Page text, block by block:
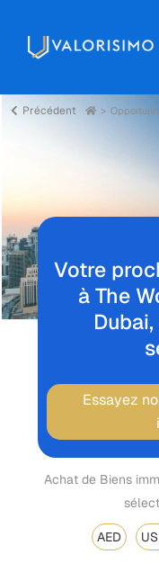
Précédent
Votre
à The
Essayez
Achat de Biens
AED